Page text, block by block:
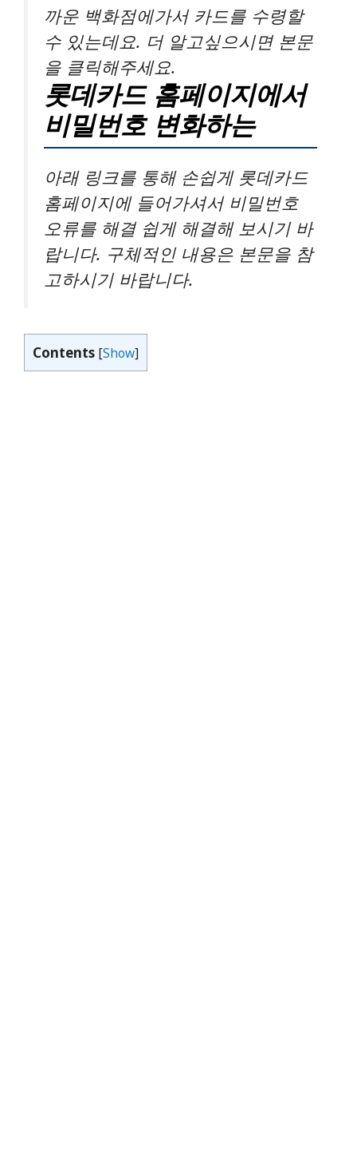
까운 백화점에가서 카드를 수령할
수 있는데요. 더 알고싶으시면 본문
을 클릭해주세요.
롯데카드 홈페이지에서
비밀번호 변화하는
아래 링크를 통해 손쉽게 롯데카드
홈페이지에 들어가셔서 비밀번호
오류를 해결 쉽게 해결해 보시기 바
랍니다. 구체적인 내용은 본문을 참
고하시기 바랍니다.
Contents [Show]